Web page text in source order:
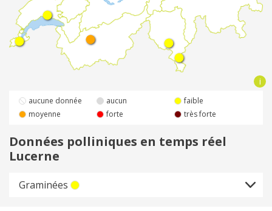
aucune donnée aucun
faible
moyenne
forte très forte
Données polliniques en temps réel
Lucerne
Graminées